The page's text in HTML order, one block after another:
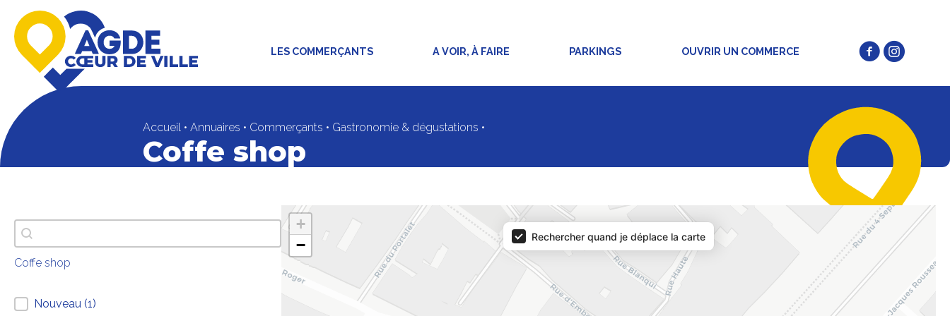
LES COMMERÇANTS A VOIR, À FAIRE PARKINGS OUVRIR UN COMMERCE
Accueil • Annuaires • Commerçants • Gastronomie & dégustations •
Coffe shop
Recherche texte
Rechercher
Coffe shop
annuaire thématiques desktop
Nouveau (1)
carto annuaire-desktop
+
−
Rechercher quand je déplace la carte